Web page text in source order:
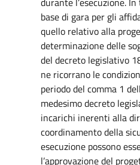
base di gara per gli
quello relativo alla
determinazione delle
del decreto legislativo
ne ricorrano le
periodo del comma 1
medesimo decreto
incarichi inerenti alla
coordinamento della
esecuzione possono
l’approvazione del